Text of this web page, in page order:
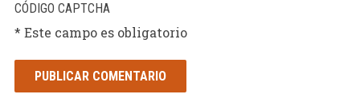
CÓDIGO CAPTCHA
* Este campo es obligatorio